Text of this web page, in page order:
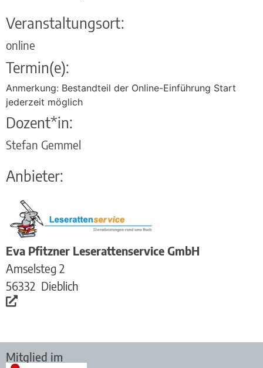
Veranstaltungsort:
online
Termin(e):
Anmerkung: Bestandteil der Online-Einführung Start
jederzeit möglich
Dozent*in:
Stefan Gemmel
Anbieter:
Eva Pfitzner Leserattenservice GmbH
Amselsteg 2
56332 Dieblich
Mitglied im